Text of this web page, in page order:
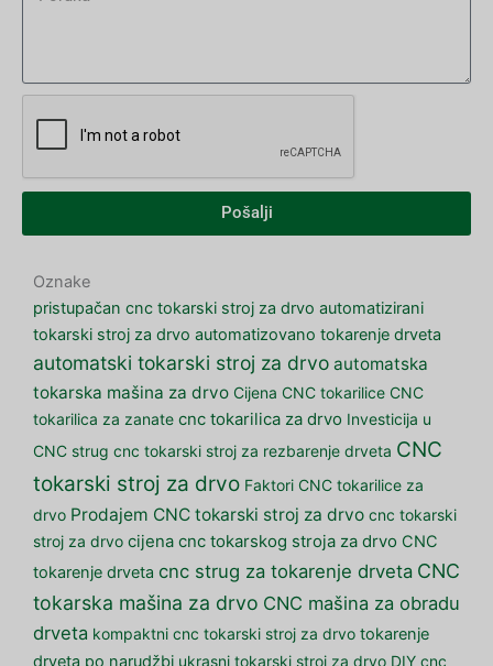
Pošalji
Oznake
pristupačan cnc tokarski stroj za drvo automatizirani
tokarski stroj za drvo automatizovano tokarenje drveta
automatski tokarski stroj za drvo automatska
tokarska mašina za drvo Cijena CNC tokarilice CNC
tokarilica za zanate cnc tokarilica za drvo Investicija u
CNC strug cnc tokarski stroj za rezbarenje drveta CNC
tokarski stroj za drvo Faktori CNC tokarilice za
drvo Prodajem CNC tokarski stroj za drvo cnc tokarski
stroj za drvo cijena cnc tokarskog stroja za drvo CNC
tokarenje drveta cnc strug za tokarenje drveta CNC
tokarska mašina za drvo CNC mašina za obradu
drveta kompaktni cnc tokarski stroj za drvo tokarenje
drveta po narudžbi ukrasni tokarski stroj za drvo DIY cnc